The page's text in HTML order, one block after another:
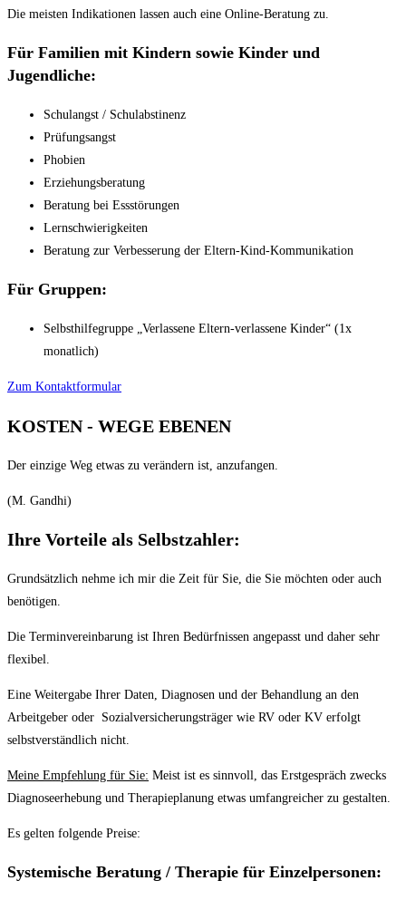
Die meisten Indikationen lassen auch eine Online-Beratung zu.
Für Familien mit Kindern sowie Kinder und
Jugendliche:
Schulangst / Schulabstinenz
Prüfungsangst
Phobien
Erziehungsberatung
Beratung bei Essstörungen
Lernschwierigkeiten
Beratung zur Verbesserung der Eltern-Kind-Kommunikation
Für Gruppen:
Selbsthilfegruppe „Verlassene Eltern-verlassene Kinder“ (1x
monatlich)
Zum Kontaktformular
KOSTEN - WEGE EBENEN
Der einzige Weg etwas zu verändern ist, anzufangen.
(M. Gandhi)
Ihre Vorteile als Selbstzahler:
Grundsätzlich nehme ich mir die Zeit für Sie, die Sie möchten oder auch
benötigen.
Die Terminvereinbarung ist Ihren Bedürfnissen angepasst und daher sehr
flexibel.
Eine Weitergabe Ihrer Daten, Diagnosen und der Behandlung an den
Arbeitgeber oder Sozialversicherungsträger wie RV oder KV erfolgt
selbstverständlich nicht.
Meine Empfehlung für Sie: Meist ist es sinnvoll, das Erstgespräch zwecks
Diagnoseerhebung und Therapieplanung etwas umfangreicher zu gestalten.
Es gelten folgende Preise:
Systemische Beratung / Therapie für Einzelpersonen: